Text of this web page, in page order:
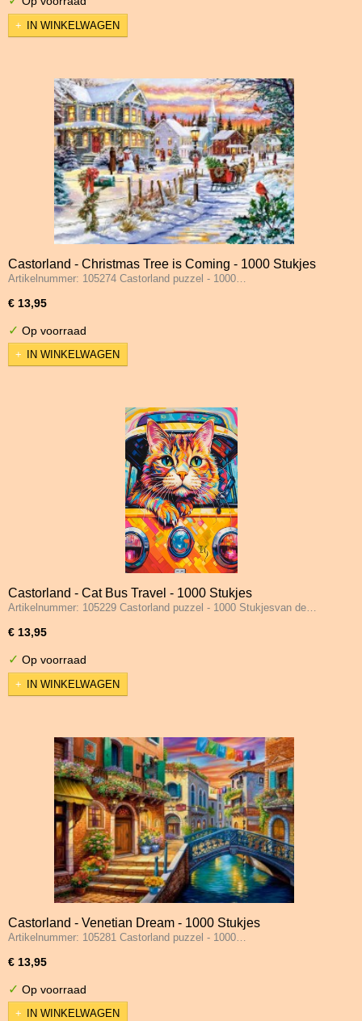
IN WINKELWAGEN
Castorland - Christmas Tree is Coming - 1000 Stukjes
Artikelnummer: 105274 Castorland puzzel - 1000…
€ 13,95
✓ Op voorraad
IN WINKELWAGEN
Castorland - Cat Bus Travel - 1000 Stukjes
Artikelnummer: 105229 Castorland puzzel - 1000 Stukjesvan de…
€ 13,95
✓ Op voorraad
IN WINKELWAGEN
Castorland - Venetian Dream - 1000 Stukjes
Artikelnummer: 105281 Castorland puzzel - 1000…
€ 13,95
✓ Op voorraad
IN WINKELWAGEN